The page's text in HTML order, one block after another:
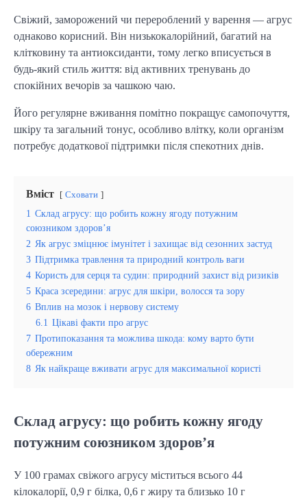
Свіжий, заморожений чи перероблений у варення — агрус
однаково корисний. Він низькокалорійний, багатий на
клітковину та антиоксиданти, тому легко вписується в
будь-який стиль життя: від активних тренувань до
спокійних вечорів за чашкою чаю.
Його регулярне вживання помітно покращує самопочуття,
шкіру та загальний тонус, особливо влітку, коли організм
потребує додаткової підтримки після спекотних днів.
Вміст Сховати
1 Склад агрусу: що робить кожну ягоду потужним
союзником здоров’я
2 Як агрус зміцнює імунітет і захищає від сезонних застуд
3 Підтримка травлення та природний контроль ваги
4 Користь для серця та судин: природний захист від ризиків
5 Краса зсередини: агрус для шкіри, волосся та зору
6 Вплив на мозок і нервову систему
6.1 Цікаві факти про агрус
7 Протипоказання та можлива шкода: кому варто бути
обережним
8 Як найкраще вживати агрус для максимальної користі
Склад агрусу: що робить кожну ягоду
потужним союзником здоров’я
У 100 грамах свіжого агрусу міститься всього 44
кілокалорії, 0,9 г білка, 0,6 г жиру та близько 10 г